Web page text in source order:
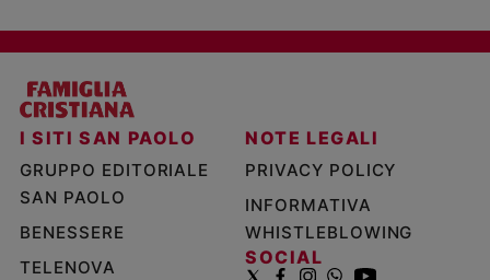
I SITI SAN PAOLO
GRUPPO EDITORIALE
SAN PAOLO
BENESSERE
TELENOVA
NOTE LEGALI
PRIVACY POLICY
INFORMATIVA
WHISTLEBLOWING
SOCIAL